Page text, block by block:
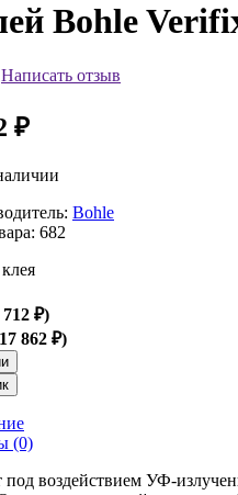
Bohle
Написать отзыв
₽
Bohle
682
₽)
862 ₽)
(0)
под воздействием УФ-